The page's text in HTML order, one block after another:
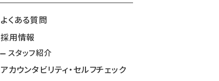
よくある質問
採用情報
スタッフ紹介
アカウンタビリティ・セルフチェック